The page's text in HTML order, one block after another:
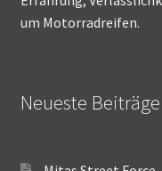
um Motorradreifen.
Neueste Beiträge